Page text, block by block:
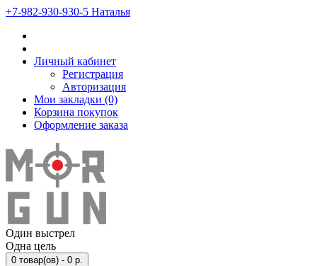
‎+7-982-930-930-5 Наталья
Личный кабинет
Регистрация
Авторизация
Мои закладки (0)
Корзина покупок
Оформление заказа
Один выстрел
Одна цель
0 товар(ов) - 0 р.